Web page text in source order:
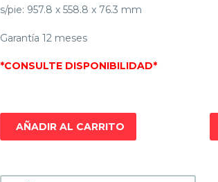
s/pie: 957.8 x 558.8 x 76.3 mm
Garantía 12 meses
*CONSULTE DISPONIBILIDAD*
AÑADIR AL CARRITO